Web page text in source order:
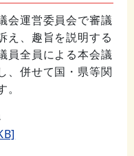
会運営委員会で審議
え、趣旨を説明する
員全員による本会議
、併せて国・県等関